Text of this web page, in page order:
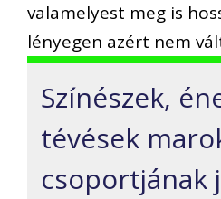
valamelyest meg is
lényegen azért nem
Színészek,
tévések
csoportjának